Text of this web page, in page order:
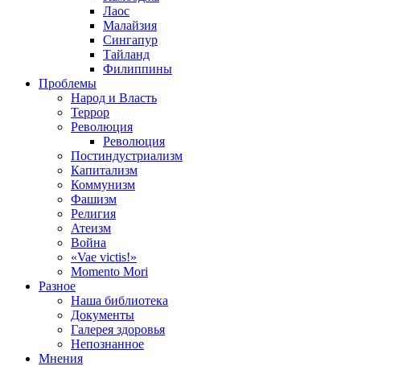
Лаос
Малайзия
Сингапур
Тайланд
Филиппины
Проблемы
Народ и Власть
Террор
Революция
Революция
Постиндустриализм
Капитализм
Коммунизм
Фашизм
Религия
Атеизм
Война
«Vae victis!»
Momento Mori
Разное
Наша библиотека
Документы
Галерея здоровья
Непознанное
Мнения